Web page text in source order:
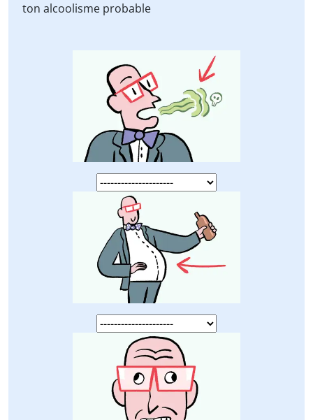
ton alcoolisme probable